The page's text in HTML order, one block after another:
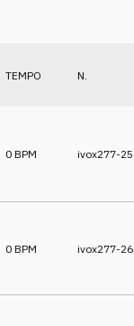
TEMPO N.
0 BPM ivox277-25
0 BPM ivox277-26